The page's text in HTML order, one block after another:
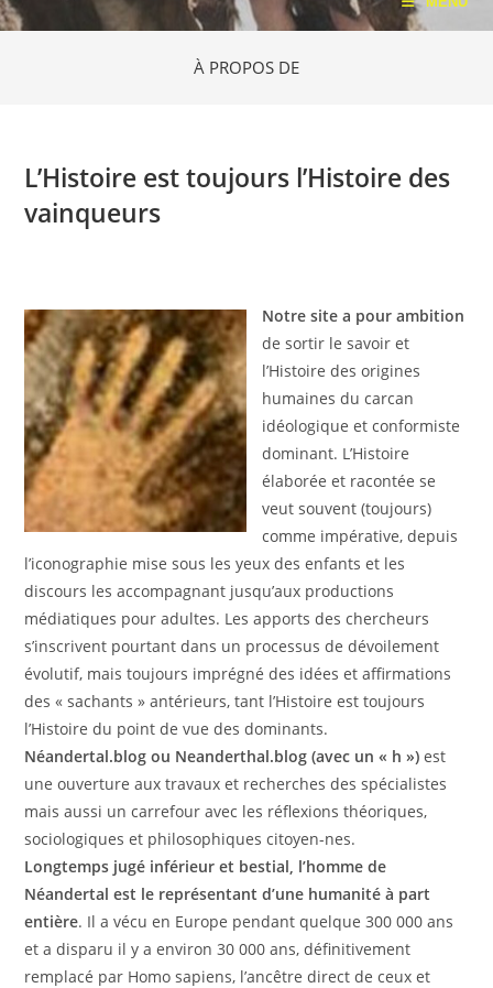
À PROPOS DE
L’Histoire est toujours l’Histoire des
vainqueurs
Notre site a pour ambition
de sortir le savoir et
l’Histoire des origines
humaines du carcan
idéologique et conformiste
dominant. L’Histoire
élaborée et racontée se
veut souvent (toujours)
comme impérative, depuis
l’iconographie mise sous les yeux des enfants et les
discours les accompagnant jusqu’aux productions
médiatiques pour adultes. Les apports des chercheurs
s’inscrivent pourtant dans un processus de dévoilement
évolutif, mais toujours imprégné des idées et affirmations
des « sachants » antérieurs, tant l’Histoire est toujours
l’Histoire du point de vue des dominants.
Néandertal.blog ou Neanderthal.blog (avec un « h ») est
une ouverture aux travaux et recherches des spécialistes
mais aussi un carrefour avec les réflexions théoriques,
sociologiques et philosophiques citoyen-nes.
Longtemps jugé inférieur et bestial, l’homme de
Néandertal est le représentant d’une humanité à part
entière. Il a vécu en Europe pendant quelque 300 000 ans
et a disparu il y a environ 30 000 ans, définitivement
remplacé par Homo sapiens, l’ancêtre direct de ceux et